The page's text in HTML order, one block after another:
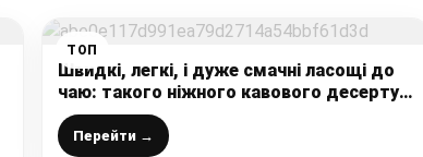
ТОП
Швидкі, легкі, і дуже смачні ласощі до
чаю: такого ніжного кавового десерту я
ще не пробувала, обов’язково готую на
Новорічний стіл
Перейти →